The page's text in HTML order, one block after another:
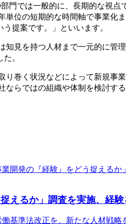
門では一般的に、長期的な視
単位の短期的な時間軸で事業
提案です。」といいます。
知見を持つ人材まで一元的に
。
り巻く状況などによって新規
らではの組織や体制を検討す
えるか」調査を実施、経